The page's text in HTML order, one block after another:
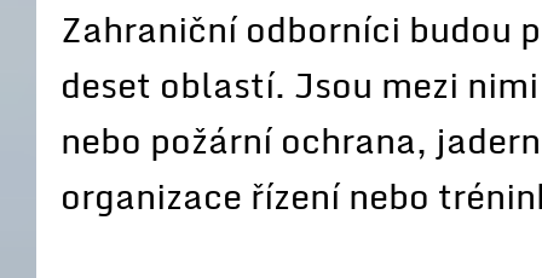
Zahraniční odborníci budou
deset oblastí. Jsou mezi
nebo požární ochrana,
organizace řízení nebo